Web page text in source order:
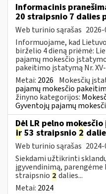
Informacinis
20 straipsnio 7
Web turinio sąrašas
Informuojame, kad
birželio 4 dieną priėmė:
pajamų mokesčio
pakeitimo įstatymą Nr. XV-
Metai: 2026 Mokesčių
pajamų mokesčio
žinyno kategorijos:
Gyventojų pajamų
Dėl LR pelno
ir 53 straipsnio 2
Web turinio sąrašas
Siekdami užtikrinti
įgyvendinimą, parengėme
straipsnio 2 dalies...
Metai: 2024